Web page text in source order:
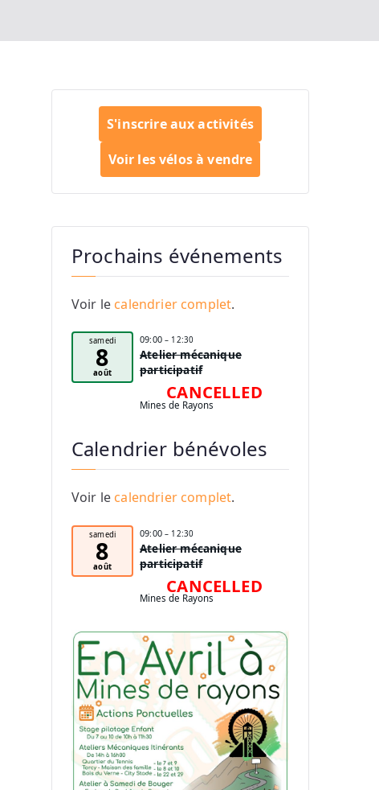
S'inscrire aux activités
Voir les vélos à vendre
Prochains événements
Voir le calendrier complet.
samedi
8
août
09:00 – 12:30
Atelier mécanique
participatif
CANCELLED
Mines de Rayons
Calendrier bénévoles
Voir le calendrier complet.
samedi
8
août
09:00 – 12:30
Atelier mécanique
participatif
CANCELLED
Mines de Rayons